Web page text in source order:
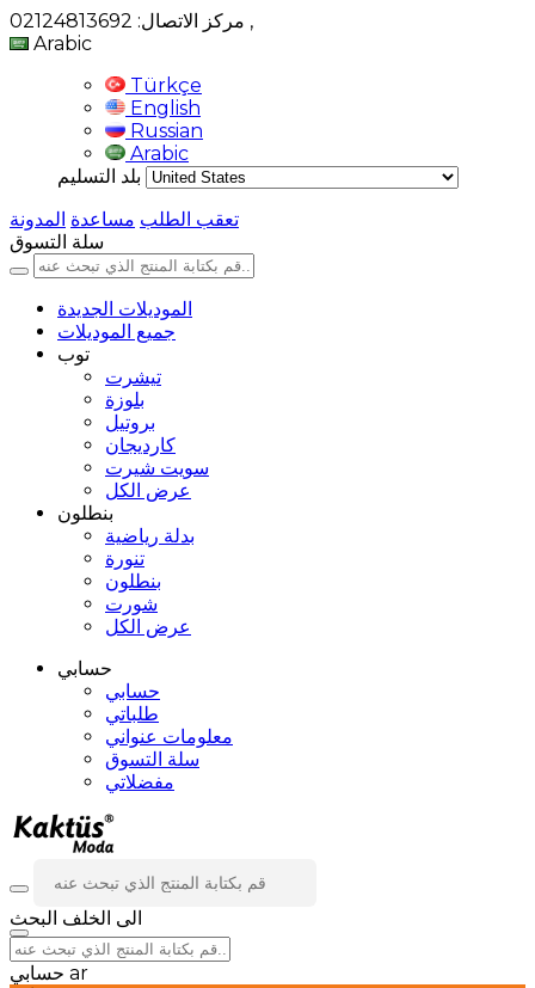
,
Arabic
Türkçe
English
Russian
Arabic
بلد التسليم
تعقب الطلب مساعدة المدونة
سلة التسوق
الموديلات الجديدة
جميع الموديلات
توب
تيشرت
بلوزة
بروتيل
كارديجان
سويت شيرت
عرض الكل
بنطلون
بدلة رياضية
تنورة
بنطلون
شورت
عرض الكل
حسابي
حسابي
طلباتي
معلومات عنواني
سلة التسوق
مفضلاتي
الى الخلف البحث
ar